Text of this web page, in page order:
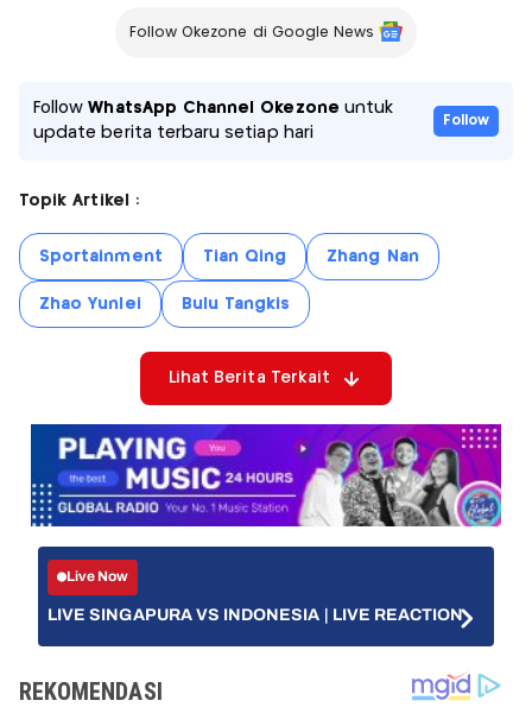
Follow Okezone di Google News
FollowWhatsApp Channel Okezone untuk
update berita terbaru setiap hari
Follow
Topik Artikel :
Sportainment Tian Qing Zhang Nan
Zhao Yunlei Bulu Tangkis
Lihat Berita Terkait
Live Now
LIVE SINGAPURA VS INDONESIA | LIVE REACTION